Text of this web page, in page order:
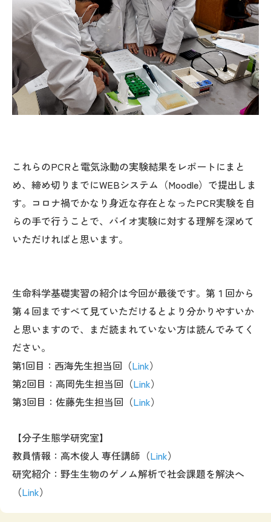
これらのPCRと電気泳動の実験結果をレポートにまと
め、締め切りまでにWEBシステム（Moodle）で提出しま
す。コロナ禍でかなり身近な存在となったPCR実験を自
らの手で行うことで、バイオ実験に対する理解を深めて
いただければと思います。
生命科学基礎実習の紹介は今回が最後です。第１回から
第４回まですべて見ていただけるとより分かりやすいか
と思いますので、まだ読まれていない方は読んでみてく
ださい。
第1回目：西海先生担当回（Link）
第2回目：高岡先生担当回（Link）
第3回目：佐藤先生担当回（Link）
【分子生態学研究室】
教員情報：高木俊人 専任講師（Link）
研究紹介：野生生物のゲノム解析で社会課題を解決へ
（Link）